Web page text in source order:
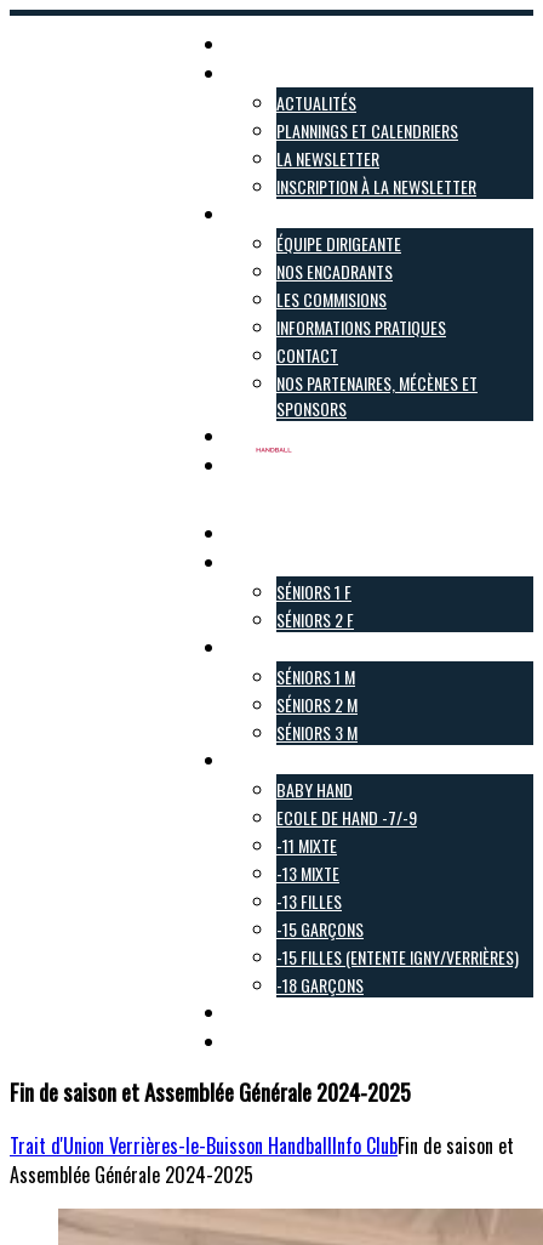
ACTUALITÉS
PLANNINGS ET CALENDRIERS
LA NEWSLETTER
INSCRIPTION À LA NEWSLETTER
ÉQUIPE DIRIGEANTE
NOS ENCADRANTS
LES COMMISIONS
INFORMATIONS PRATIQUES
CONTACT
NOS PARTENAIRES, MÉCÈNES ET
SPONSORS
SÉNIORS 1 F
SÉNIORS 2 F
SÉNIORS 1 M
SÉNIORS 2 M
SÉNIORS 3 M
BABY HAND
ECOLE DE HAND -7/-9
-11 MIXTE
-13 MIXTE
-13 FILLES
-15 GARÇONS
-15 FILLES (ENTENTE IGNY/VERRIÈRES)
-18 GARÇONS
Fin de saison et Assemblée Générale 2024-2025
Trait d'Union Verrières-le-Buisson HandballInfo ClubFin de saison et
Assemblée Générale 2024-2025